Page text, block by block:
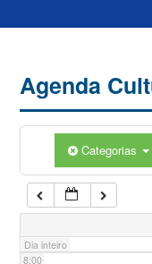
Agenda
Categorias
Dia inteiro
5:00
7:00
8:00